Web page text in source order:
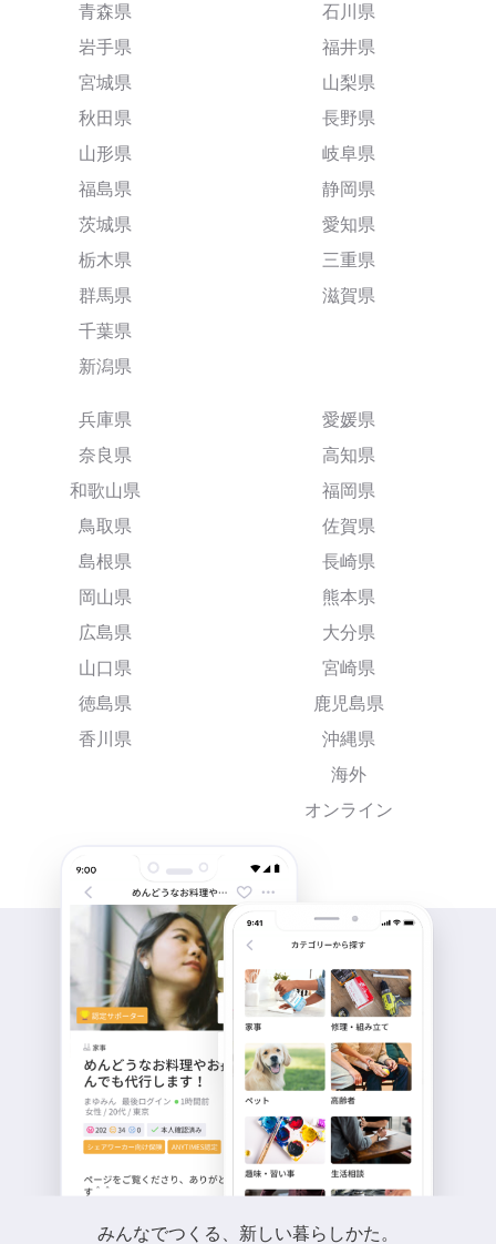
青森県
岩手県
宮城県
秋田県
山形県
福島県
茨城県
栃木県
群馬県
千葉県
新潟県
石川県
福井県
山梨県
長野県
岐阜県
静岡県
愛知県
三重県
滋賀県
兵庫県
奈良県
和歌山県
鳥取県
島根県
岡山県
広島県
山口県
徳島県
香川県
愛媛県
高知県
福岡県
佐賀県
長崎県
熊本県
大分県
宮崎県
鹿児島県
沖縄県
海外
オンライン
みんなでつくる、新しい暮らしかた。